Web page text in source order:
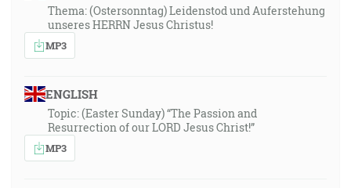
Thema: (Ostersonntag) Leidenstod und Auferstehung
unseres HERRN Jesus Christus!
MP3
ENGLISH
Topic: (Easter Sunday) “The Passion and
Resurrection of our LORD Jesus Christ!”
MP3